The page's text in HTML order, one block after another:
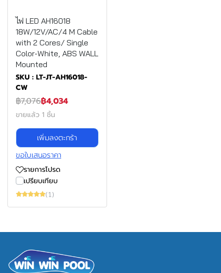
ไฟ LED AH16018
18W/12V/AC/4 M Cable
with 2 Cores/ Single
Color-White, ABS WALL
Mounted
SKU : LT-JT-AH16018-
CW
฿7,076฿4,034
ขายแล้ว 1 ชิ้น
เพิ่มลงตะกร้า
ขอใบเสนอราคา
รายการโปรด
เปรียบเทียบ
(1)